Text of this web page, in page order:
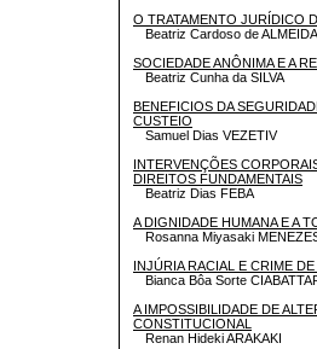
O TRATAMENTO JURÍDICO
Beatriz Cardoso de ALMEIDA
SOCIEDADE ANÔNIMA E A
Beatriz Cunha da SILVA
BENEFICIOS DA
CUSTEIO
Samuel Dias VEZETIV
INTERVENÇÕES
DIREITOS FUNDAMENTAIS
Beatriz Dias FEBA
A DIGNIDADE HUMANA E A
Rosanna Miyasaki
INJÚRIA RACIAL E CRIME
Bianca Bôa Sorte
A IMPOSSIBILIDADE DE
CONSTITUCIONAL
Renan Hideki ARAKAKI